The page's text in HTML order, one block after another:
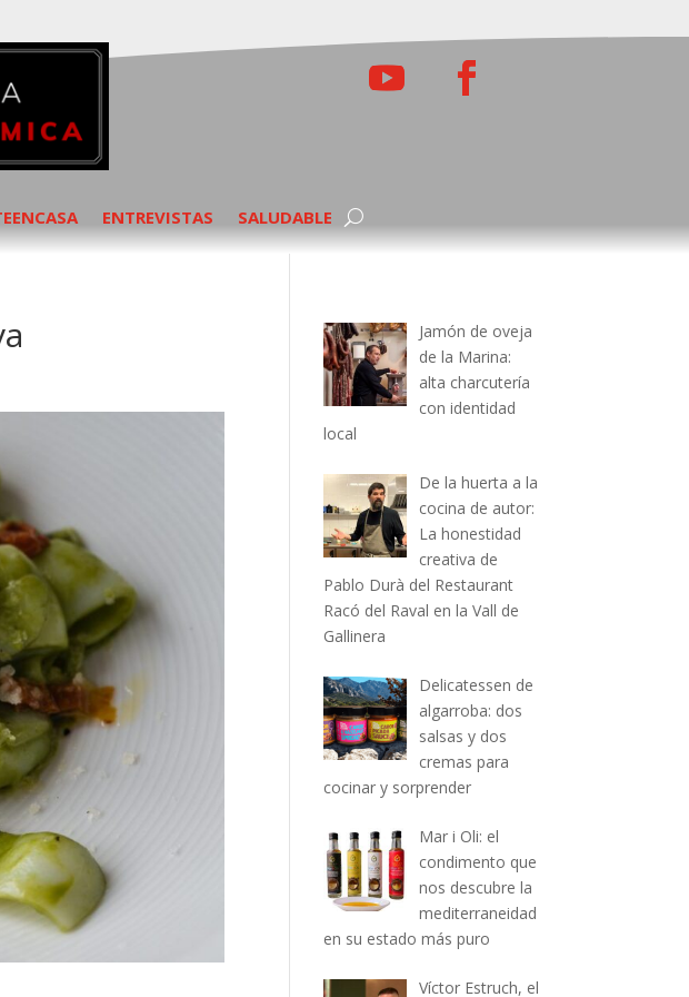
ENTREVISTAS SALUDABLE
Jamón de oveja
de la Marina:
alta charcutería
con identidad
local
De la huerta a la
cocina de autor:
La honestidad
creativa de
Pablo Durà del Restaurant
Racó del Raval en la Vall de
Gallinera
Delicatessen de
algarroba: dos
salsas y dos
cremas para
cocinar y sorprender
Mar i Oli: el
condimento que
nos descubre la
mediterraneidad
en su estado más puro
Víctor Estruch, el